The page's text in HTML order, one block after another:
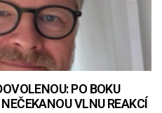
PO BOKU
VLNU REAKCÍ